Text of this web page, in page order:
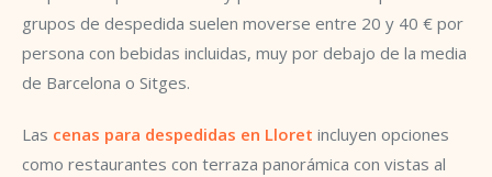
grupos de despedida suelen moverse entre 20 y 40 € por
persona con bebidas incluidas, muy por debajo de la media
de Barcelona o Sitges.
Las cenas para despedidas en Lloret incluyen opciones
como restaurantes con terraza panorámica con vistas al